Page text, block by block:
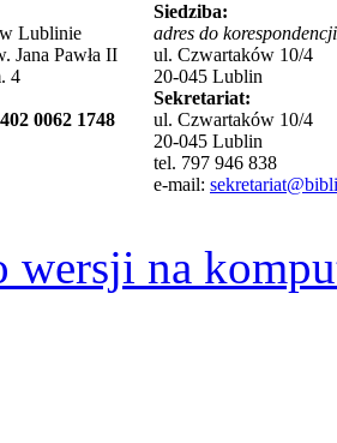
Lublinie
Jana Pawła II
4
0062 1748
Siedziba:
adres do
ul. Czwartaków 10/4
20-045 Lublin
Sekretariat:
ul. Czwartaków 10/4
20-045 Lublin
tel. 797 946 838
e-mail:
wersji na